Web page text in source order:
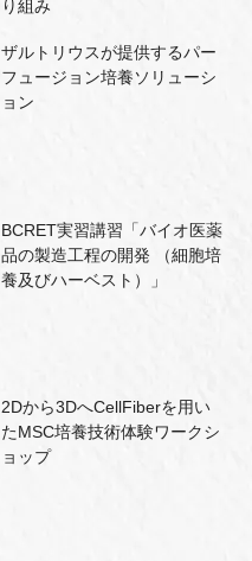
り組み
ザルトリウスが提供するパー
フュージョン培養ソリューシ
ョン
BCRET実習講習「バイオ医薬
品の製造工程の開発 （細胞培
養及びハーベスト）」
2Dから3DへCellFiberを用い
たMSC培養技術体験ワークシ
ョップ